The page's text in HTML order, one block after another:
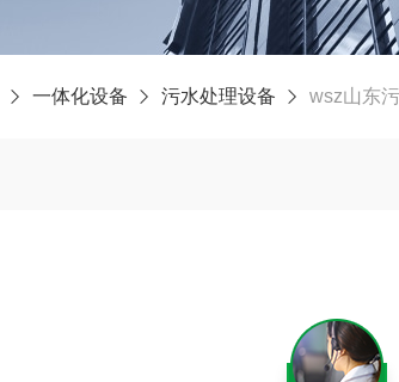
一体化设备 污水处理设备 wsz山东